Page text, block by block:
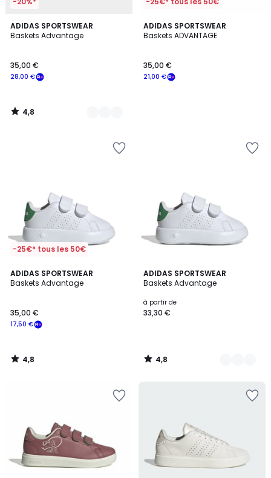
ADIDAS SPORTSWEAR
Baskets Advantage
28,00 €
35,00 €
4,8
/ 5
2
Couleurs
4,8
/
ADIDAS SPORTSWEAR
Baskets ADVANTAGE
21,00 €
35,00 €
-25€* tous les 50€
ADIDAS SPORTSWEAR
Baskets Advantage
17,50 €
35,00 €
4,8
/ 5
4,8
/
ADIDAS SPORTSWEAR
Baskets Advantage
à partir de
33,30 €
4,8
/ 5
3
Couleurs
4,8
/